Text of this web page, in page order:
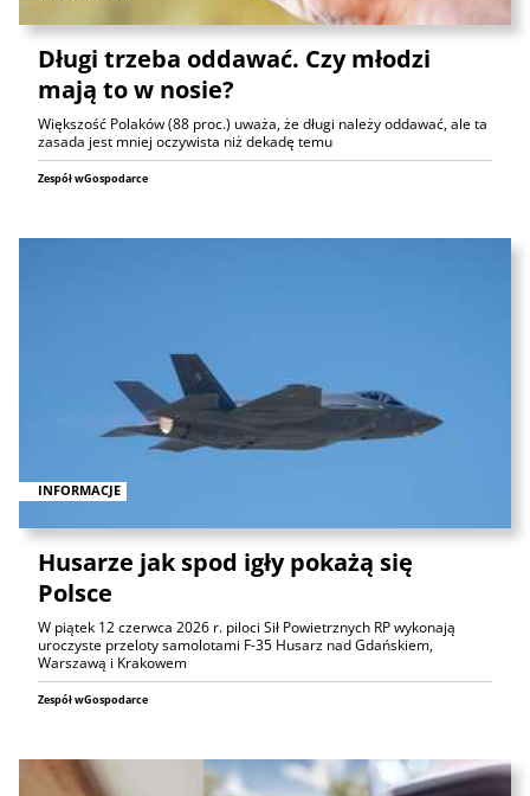
Długi trzeba oddawać. Czy młodzi
mają to w nosie?
Większość Polaków (88 proc.) uważa, że długi należy oddawać, ale ta
zasada jest mniej oczywista niż dekadę temu
Zespół wGospodarce
INFORMACJE
Husarze jak spod igły pokażą się
Polsce
W piątek 12 czerwca 2026 r. piloci Sił Powietrznych RP wykonają
uroczyste przeloty samolotami F-35 Husarz nad Gdańskiem,
Warszawą i Krakowem
Zespół wGospodarce